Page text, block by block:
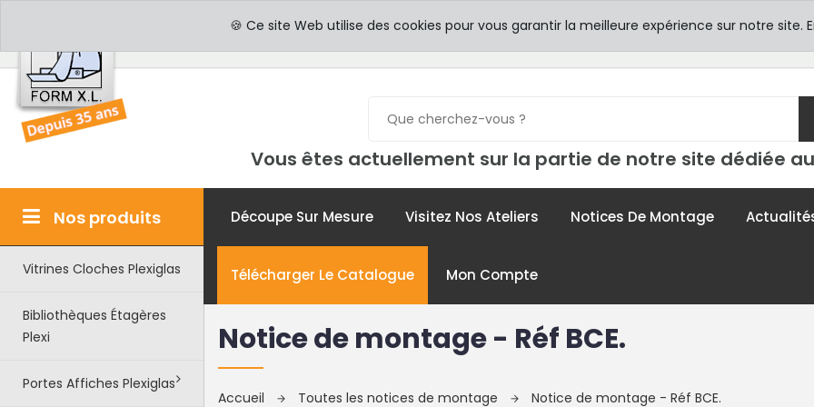
PROFESSIONNELS PARTICULIERS 8h00 -
Vous êtes actuellement sur la partie de notre site dédiée
Nos produits
Vitrines Cloches Plexiglas
Bibliothèques Étagères
Plexi
Portes Affiches Plexiglas
Découpe Sur Mesure Visitez Nos Ateliers Notices De Montage
Télécharger Le Catalogue Mon Compte
Notice de montage - Réf BCE.
Accueil Toutes les notices de montage Notice de montage - Réf BCE.
🍪 Ce site Web utilise des cookies pour vous garantir la meilleure expérience sur notre site.